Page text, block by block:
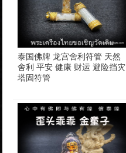
泰国佛牌 龙宫舍利符管 天然
舍利 平安 健康 财运 避险挡灾
塔固符管